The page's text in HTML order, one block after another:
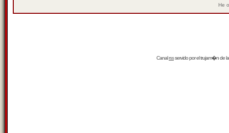
He
Canalrssservido por eltrujam�nde